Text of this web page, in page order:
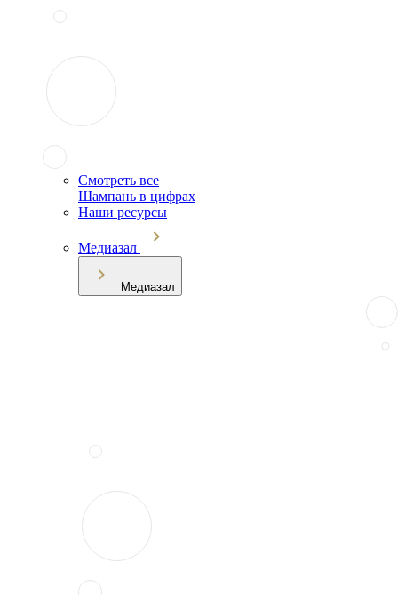
Смотреть все
Шампань в цифрах
Наши ресурсы
Медиазал
Медиазал